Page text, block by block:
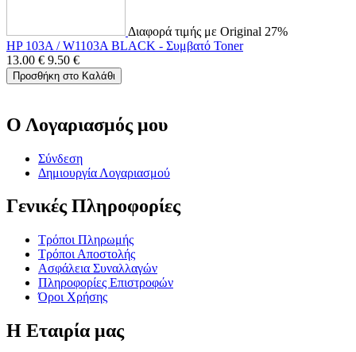
Διαφορά τιμής με Original 27%
HP 103A / W1103A BLACK - Συμβατό Toner
13.00 € 9.50 €
Προσθήκη στο Καλάθι
Ο Λογαριασμός μου
Σύνδεση
Δημιουργία Λογαριασμού
Γενικές Πληροφορίες
Τρόποι Πληρωμής
Τρόποι Αποστολής
Ασφάλεια Συναλλαγών
Πληροφορίες Επιστροφών
Όροι Χρήσης
Η Εταιρία μας